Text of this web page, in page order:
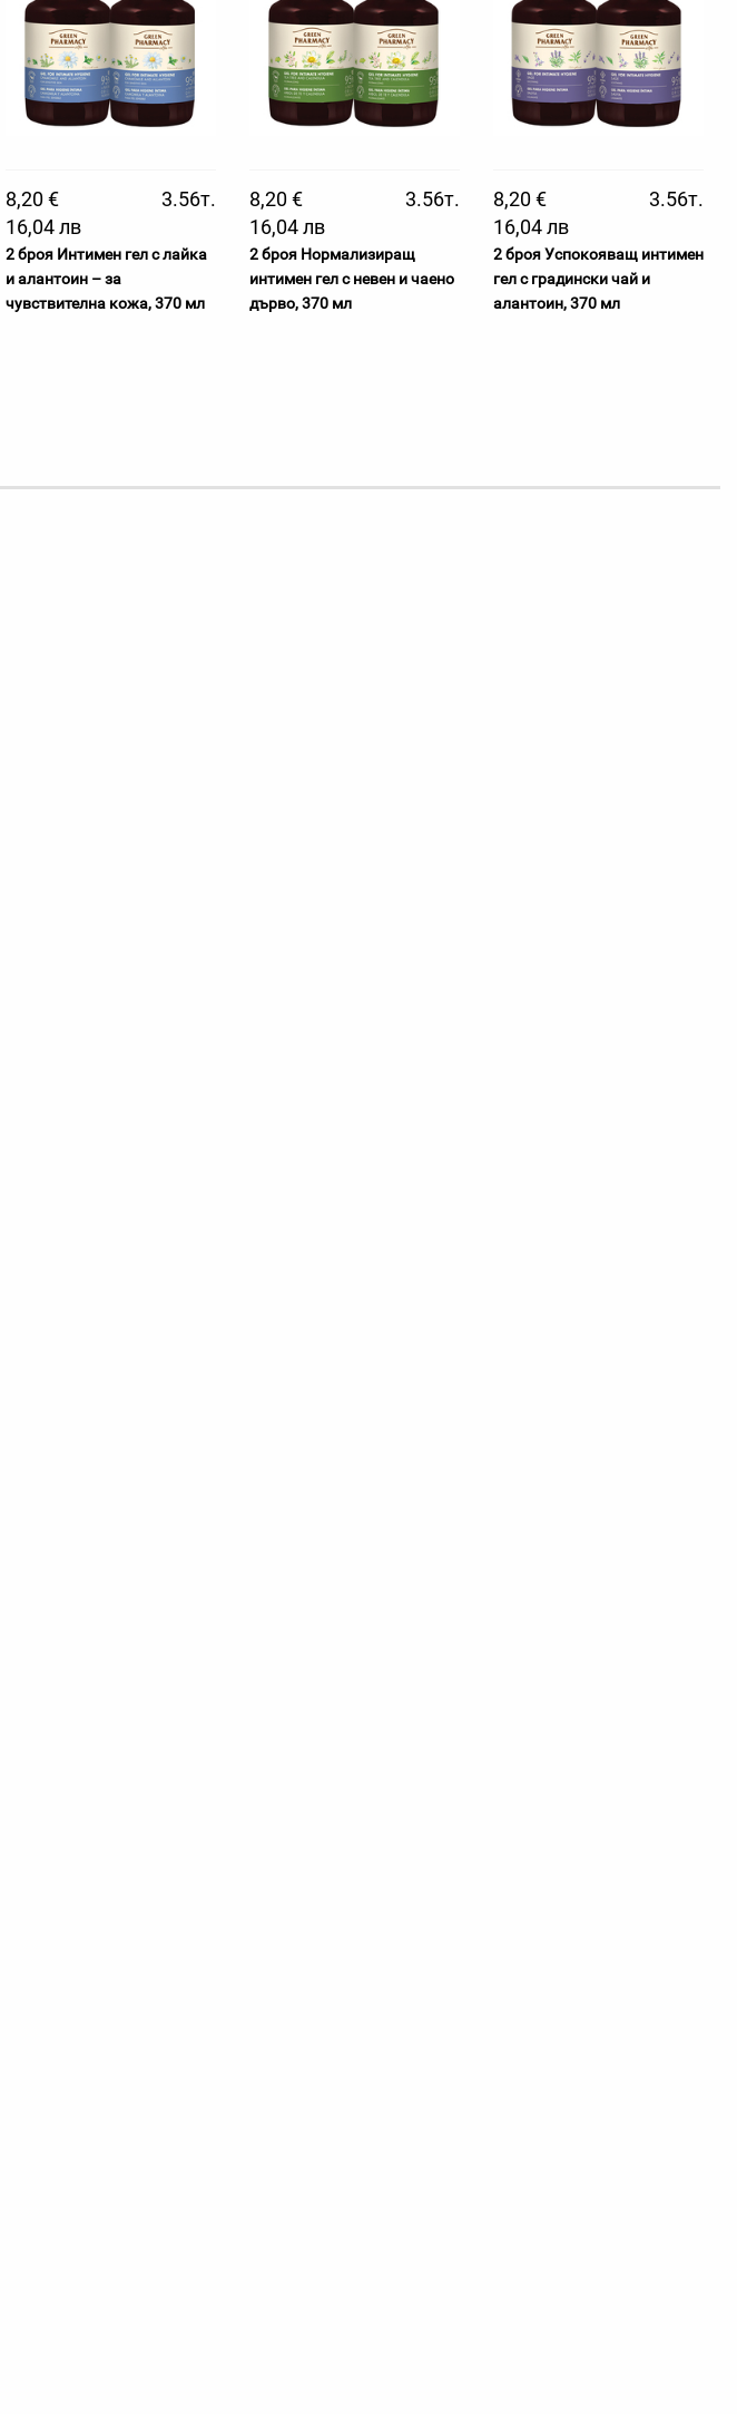
8,20 €
3.56т.
16,04 лв
2 броя Интимен гел с лайка
и алантоин – за
чувствителна кожа, 370 мл
8,20 €
3.56т.
16,04 лв
2 броя Нормализиращ
интимен гел с невен и чаено
дърво, 370 мл
8,20 €
3.56т.
16,04 лв
2 броя Успокояващ интимен
гел с градински чай и
алантоин, 370 мл